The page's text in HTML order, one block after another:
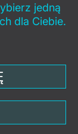
jedną
dla Ciebie.